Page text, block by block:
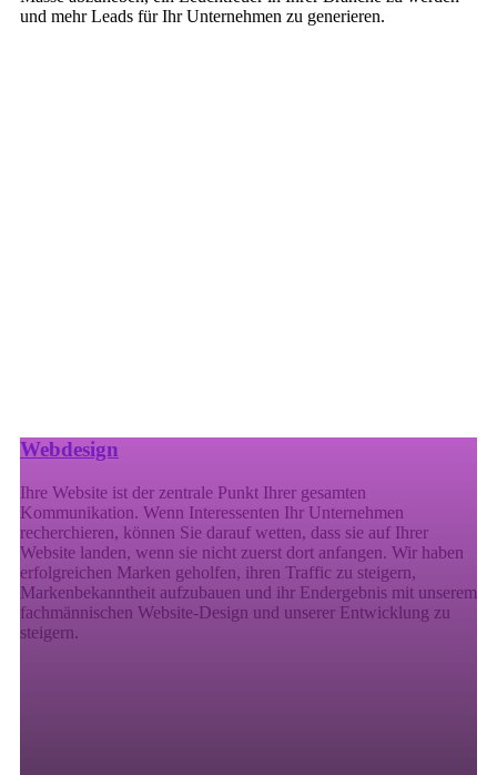
und mehr Leads für Ihr Unternehmen zu generieren.
Webdesign
Ihre Website ist der zentrale Punkt Ihrer gesamten
Kommunikation. Wenn Interessenten Ihr Unternehmen
recherchieren, können Sie darauf wetten, dass sie auf Ihrer
Website landen, wenn sie nicht zuerst dort anfangen. Wir haben
erfolgreichen Marken geholfen, ihren Traffic zu steigern,
Markenbekanntheit aufzubauen und ihr Endergebnis mit unserem
fachmännischen Website-Design und unserer Entwicklung zu
steigern.